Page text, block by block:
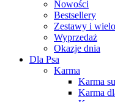
Nowości
Bestsellery
Zestawy i
Wyprzedaż
Okazje dnia
Dla Psa
Karma
Karma
Karma